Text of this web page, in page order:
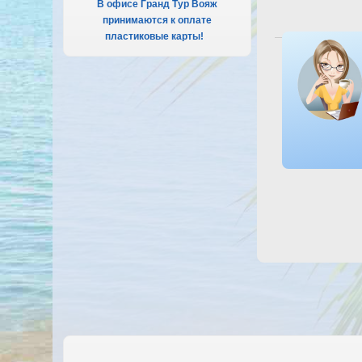
В офисе Гранд Тур Вояж
принимаются к оплате
пластиковые карты!